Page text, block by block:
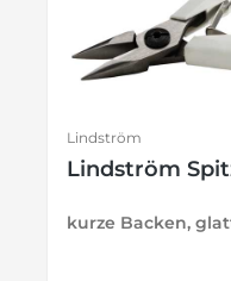
Lindström
Lindström
kurze Backen,